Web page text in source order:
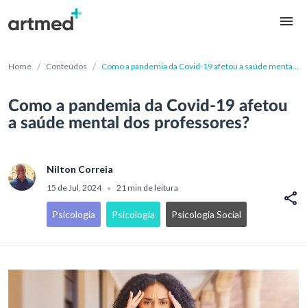
Home / Conteúdos / Como a pandemia da Covid-19 afetou a saúde mental
Como a pandemia da Covid-19 afetou
a saúde mental dos professores?
Nilton Correia
15 de Jul, 2024 • 21 min de leitura
Psicologia Psicologia Psicologia Social